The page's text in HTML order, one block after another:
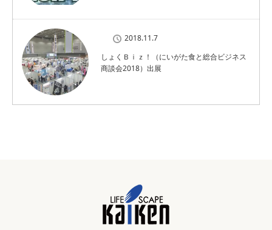
2018.11.7
しょくＢｉｚ！（にいがた食と総合ビジネス
商談会2018）出展